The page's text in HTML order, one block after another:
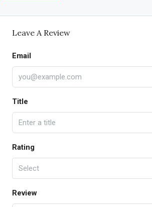
Leave A Review
Email
Title
Rating
Select
Review